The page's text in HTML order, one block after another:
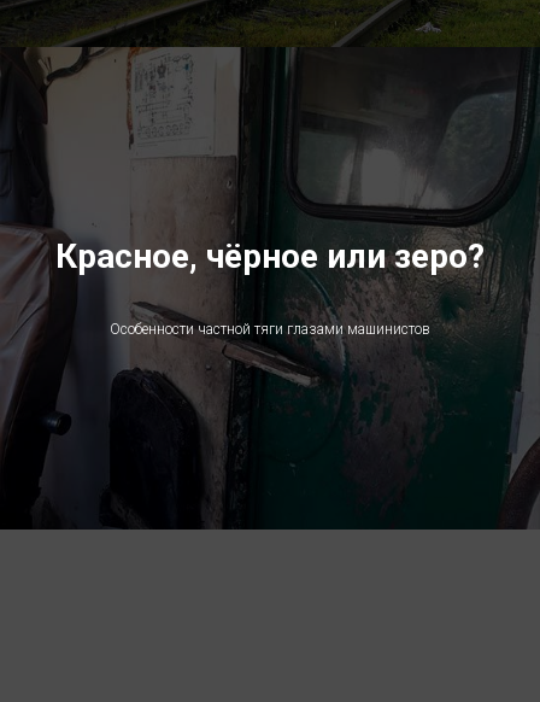
Красное, чёрное или зеро?
Особенности частной тяги глазами машинистов